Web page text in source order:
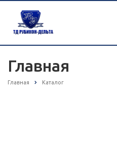
Главная
Главная Каталог